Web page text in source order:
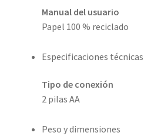
Manual del usuario
Papel 100 % reciclado
Especificaciones técnicas
Tipo de conexión
2 pilas AA
Peso y dimensiones